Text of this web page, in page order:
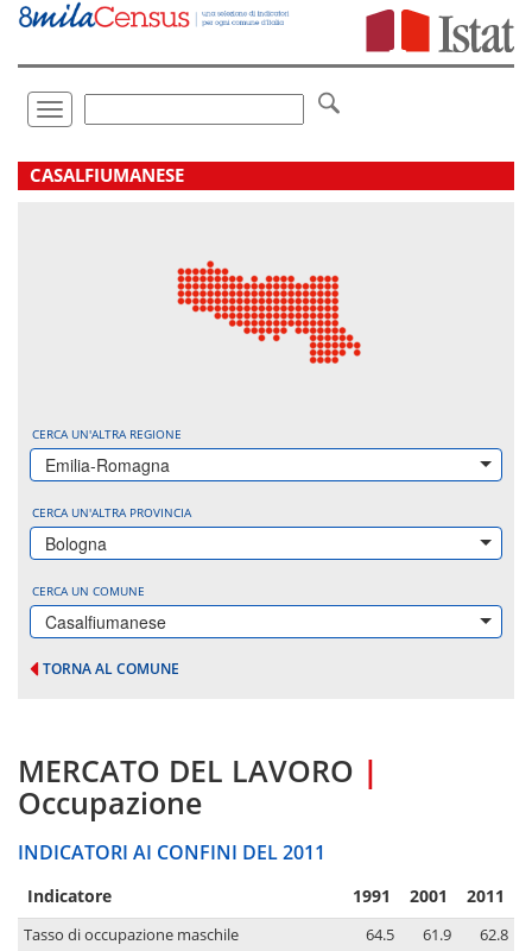
Vai
direttamente
Toggle
navigation
.
CASALFIUMANESE
CERCA UN'ALTRA REGIONE
Emilia-Romagna
CERCA UN'ALTRA PROVINCIA
Bologna
CERCA UN COMUNE
Casalfiumanese
TORNA AL COMUNE
MERCATO DEL LAVORO |
Occupazione
INDICATORI AI CONFINI DEL 2011
Indicatore 1991 2001 2011
Tasso di occupazione maschile 64.5 61.9
62.8